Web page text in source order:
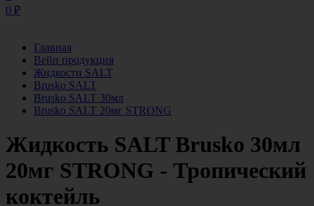
0 ₽
Главная
Вейп продукция
Жидкости SALT
Brusko SALT
Brusko SALT 30мл
Brusko SALT 20мг STRONG
Жидкость SALT Brusko 30мл
20мг STRONG - Тропический
коктейль